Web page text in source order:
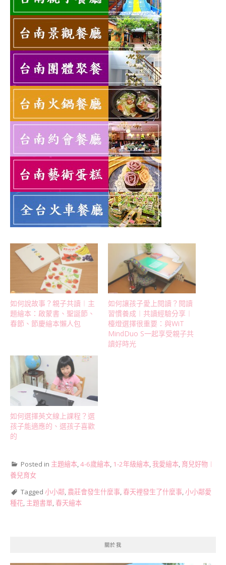
如何說故事？親子共讀︱主
題繪本：啟蒙書、聖誕節、
春節、節慶繪本懶人包
如何讓孩子愛上閱讀？閱讀
習慣養成︱共讀經驗分享︱
檯燈選擇很重要：與WiT
MindDuo S一起享受親子共
讀好時光
如何選擇英文線上課程？選
孩子能適應的、選孩子喜歡
的
Posted in 主題繪本,4-6歲繪本, 1-2年級繪本,我愛繪本, 育兒好物︱
養兒育女
Tagged 小小鄰, 農莊會發生什麼事,春天裡發生了什麼事,小小鄰愛
種花, 主題書單,春天繪本
關於我